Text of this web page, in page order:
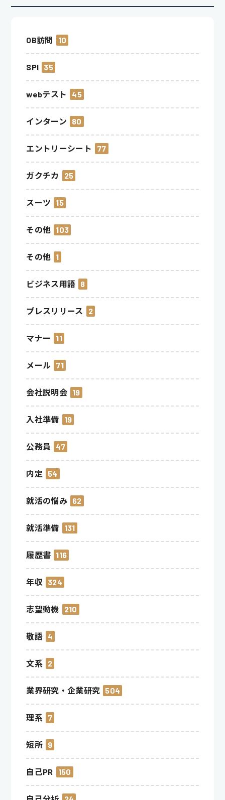
OB訪問 10
SPI 35
webテスト 45
インターン 80
エントリーシート 77
ガクチカ 25
スーツ 15
その他 103
その他 1
ビジネス用語 8
プレスリリース 2
マナー 11
メール 71
会社説明会 19
入社準備 19
公務員 47
内定 54
就活の悩み 62
就活準備 131
履歴書 116
年収 324
志望動機 210
敬語 4
文系 2
業界研究・企業研究 504
理系 7
短所 9
自己PR 150